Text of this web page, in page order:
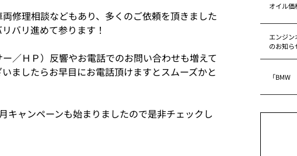
修理相談などもあり、多くのご依頼を頂きました
バリ進めて参ります！
／ＨＰ）反響やお電話でのお問い合わせも増えて
ましたらお早目にお電話頂けますとスムーズかと
キャンペーンも始まりましたので是非チェックし
オイル価
エンジ
のお知ら
「BMW